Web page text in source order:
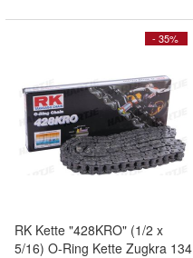
- 35%
RK Kette "428KRO" (1/2 x
5/16) O-Ring Kette Zugkra 134